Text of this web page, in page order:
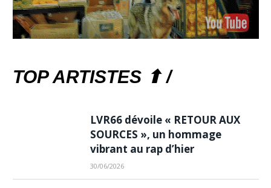
TOP ARTISTES ⬆ /
LVR66 dévoile « RETOUR AUX
SOURCES », un hommage
vibrant au rap d’hier
30/06/2026